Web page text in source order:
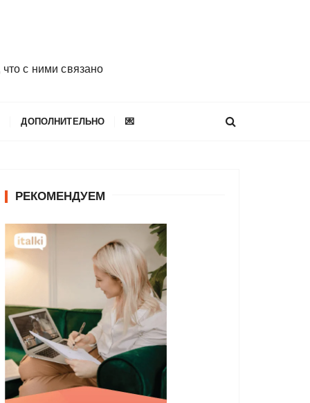
с ними связано
ДОПОЛНИТЕЛЬНО 💌
РЕКОМЕНДУЕМ